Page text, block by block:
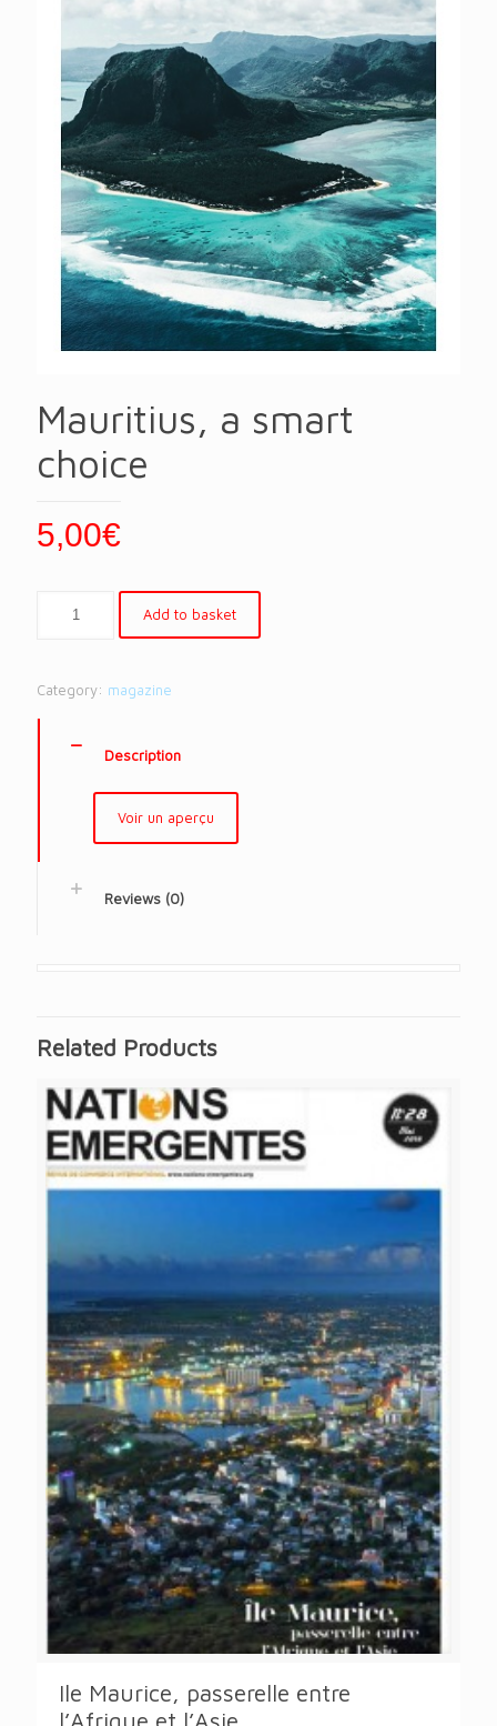
Mauritius, a smart
choice
5,00€
Add to basket
Category: magazine
Description
Voir un aperçu
Reviews (0)
Related Products
Ile Maurice, passerelle entre
l’Afrique et l’Asie